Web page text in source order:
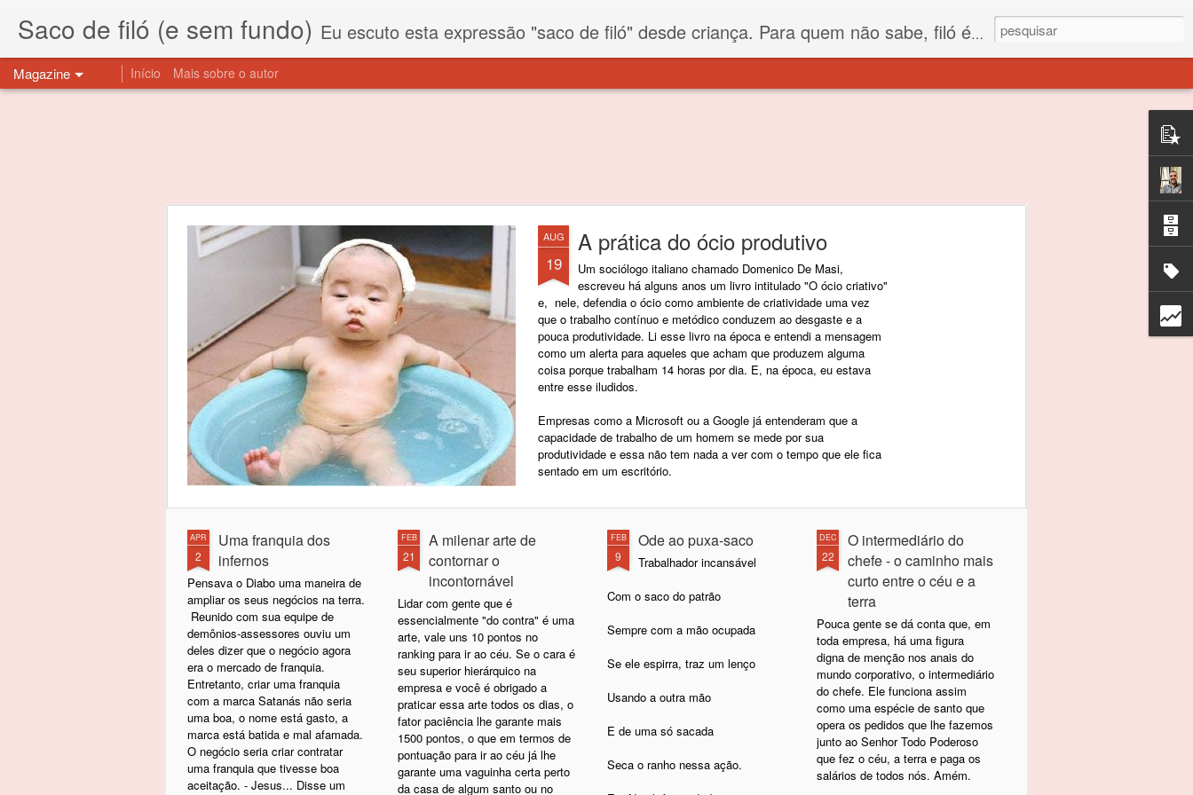
Saco de filó (e sem fundo) Eu escuto esta expressão "saco de filó" desde criança. Para quem não sabe, filó é um tecido todo furadinho e permite que um saco feito com ele, mesmo que muito exposto ao ar soprado para dentro, nunca vai se encher. Aí está o propósito deste nome... Para viver em sociedade tem que ter saco de filó.
Magazine Início Mais sobre o autor
AUG
19
A prática do ócio produtivo
Um sociólogo italiano chamado Domenico De Masi,
escreveu há alguns anos um livro intitulado "O ócio criativo"
e, nele, defendia o ócio como ambiente de criatividade uma vez
que o trabalho contínuo e metódico conduzem ao desgaste e a
pouca produtividade. Li esse livro na época e entendi a mensagem
como um alerta para aqueles que acham que produzem alguma
coisa porque trabalham 14 horas por dia. E, na época, eu estava
entre esse iludidos.
Empresas como a Microsoft ou a Google já entenderam que a
capacidade de trabalho de um homem se mede por sua
produtividade e essa não tem nada a ver com o tempo que ele fica
sentado em um escritório.
APR
2
Uma franquia dos
infernos
Pensava o Diabo uma maneira de
ampliar os seus negócios na terra.
Reunido com sua equipe de
demônios-assessores ouviu um
deles dizer que o negócio agora
era o mercado de franquia.
Entretanto, criar uma franquia
com a marca Satanás não seria
uma boa, o nome está gasto, a
marca está batida e mal afamada.
O negócio seria criar contratar
uma franquia que tivesse boa
aceitação. - Jesus... Disse um
FEB
21
A milenar arte de
contornar o
incontornável
Lidar com gente que é
essencialmente "do contra" é uma
arte, vale uns 10 pontos no
ranking para ir ao céu. Se o cara é
seu superior hierárquico na
empresa e você é obrigado a
praticar essa arte todos os dias, o
fator paciência lhe garante mais
1500 pontos, o que em termos de
pontuação para ir ao céu já lhe
garante uma vaguinha certa perto
da casa de algum santo ou no
FEB
9
Ode ao puxa-saco
Trabalhador incansável
Com o saco do patrão
Sempre com a mão ocupada
Se ele espirra, traz um lenço
Usando a outra mão
E de uma só sacada
Seca o ranho nessa ação.
DEC
22
O intermediário do
chefe - o caminho mais
curto entre o céu e a
terra
Pouca gente se dá conta que, em
toda empresa, há uma figura
digna de menção nos anais do
mundo corporativo, o intermediário
do chefe. Ele funciona assim
como uma espécie de santo que
opera os pedidos que lhe fazemos
junto ao Senhor Todo Poderoso
que fez o céu, a terra e paga os
salários de todos nós. Amém.